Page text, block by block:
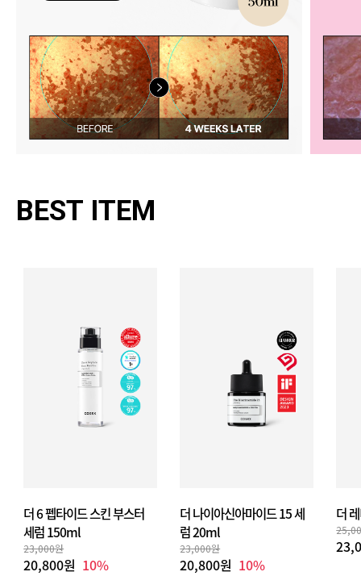
BEST ITEM
더 6 펩타이드 스킨 부스터
세럼 150ml
23,000원
20,800원 10%
더 나이아신아마이드 15 세
럼 20ml
23,000원
20,800원 10%
더